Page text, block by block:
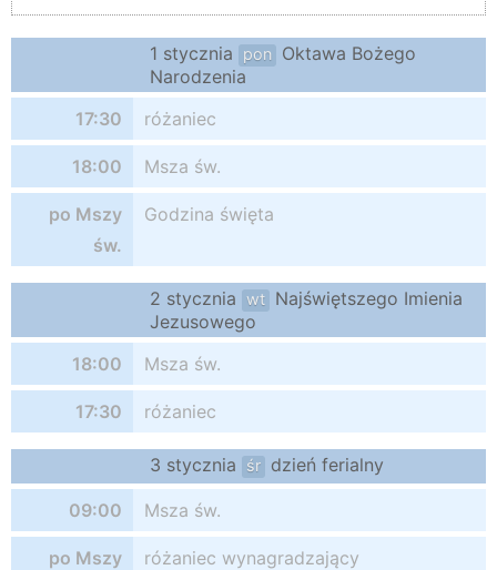
1 stycznia pon
Oktawa Bożego
Narodzenia
17:30
różaniec
18:00 Msza św.
po Mszy
św.
Godzina święta
2 stycznia wt Najświętszego Imienia
Jezusowego
18:00
Msza św.
17:30 różaniec
3 stycznia śr dzień ferialny
09:00 Msza św.
po Mszy
różaniec wynagradzający